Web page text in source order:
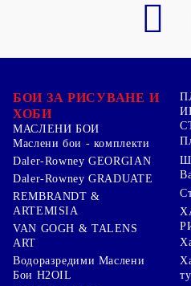
БОИ ЗА РИСУВАНЕ И
ХОБИ
МАСЛЕНИ БОИ
Маслени бои - комплекти
Daler-Rowney GEORGIAN
Daler-Rowney GRADUATE
REMBRANDT &
ARTEMISIA
VAN GOGH & TALENS
ART
Водоразредими Маслени
Бои H2OIL